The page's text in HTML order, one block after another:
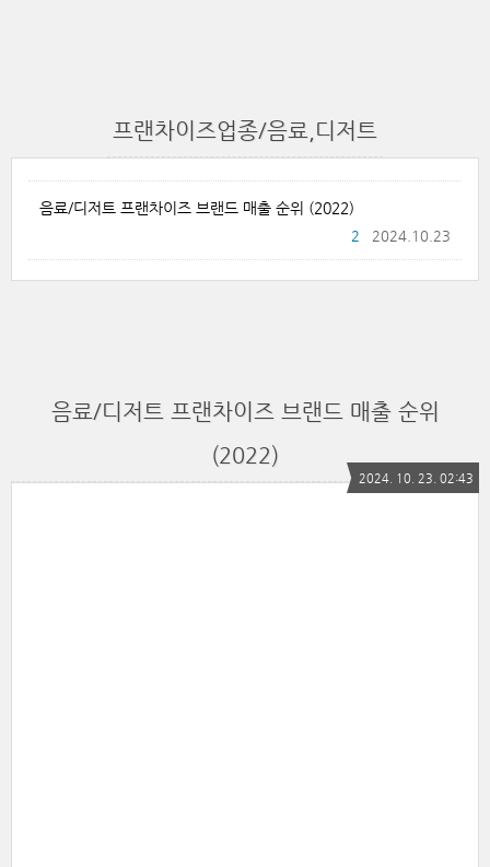
프랜차이즈업종/음료,디저트
음료/디저트 프랜차이즈 브랜드 매출 순위 (2022)
2024.10.23
2
음료/디저트 프랜차이즈 브랜드 매출 순위
(2022)
2024. 10. 23. 02:43